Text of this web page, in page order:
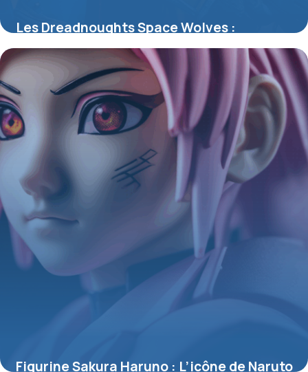
Les Dreadnoughts Space Wolves :
Symbole de la fureur et de la tradition
Fenrissienne
4 juillet 2025
Figurine Sakura Haruno : L’icône de Naruto